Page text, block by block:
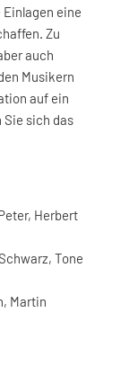
eine
Zu
auch
Musikern
auf ein
Sie sich das
Herbert
Tone
Martin